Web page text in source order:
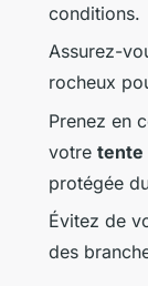
conditions.
Assurez-
rocheux
Prenez en
votre tente
protégée
Évitez de
des